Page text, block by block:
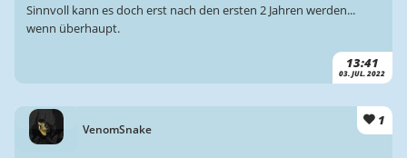
13:41
03. JUL. 2022
Sinnvoll kann es doch erst nach den ersten 2 Jahren werden...
wenn überhaupt.
VenomSnake
1